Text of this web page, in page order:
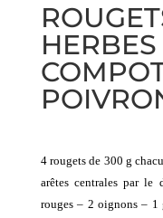
HERBES
4 rougets de 300 g
arêtes centrales par
rouges – 2 oignons – 1